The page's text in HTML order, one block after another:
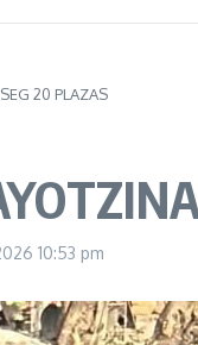
20 PLAZAS
10:53 pm